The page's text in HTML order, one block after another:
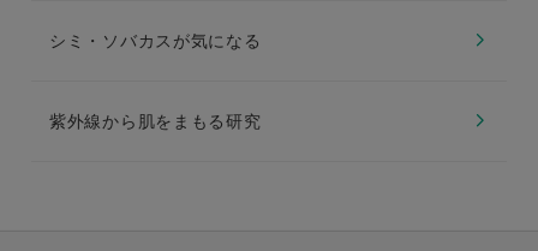
シミ・ソバカスが気になる
紫外線から肌をまもる研究